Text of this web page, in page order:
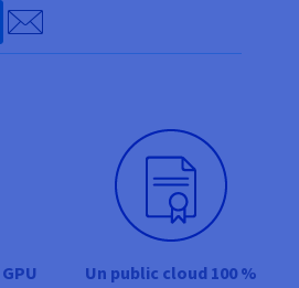
on Linkedin
Send by email
Un public cloud 100 %